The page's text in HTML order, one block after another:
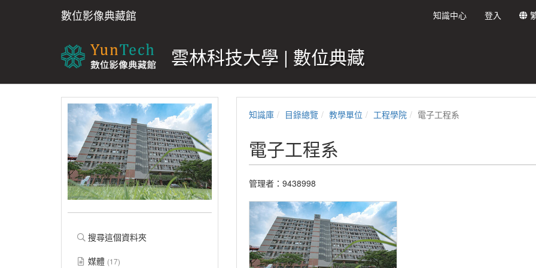
數位影像典藏館 知識中心 登入
雲林科技大學 | 數位典藏
搜尋這個資料夾
媒體 (17)
知識庫 目錄總覽 教學單位 工程學院 電子工程系
電子工程系
管理者：9438998